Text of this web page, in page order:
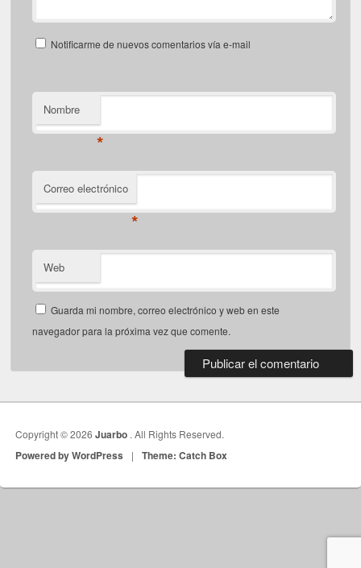
Notificarme de nuevos comentarios vía e-mail
Nombre
*
Correo electrónico
*
Web
Guarda mi nombre, correo electrónico y web en este
navegador para la próxima vez que comente.
Copyright © 2026Juarbo . All Rights Reserved.
Powered by WordPress | Theme: Catch Box